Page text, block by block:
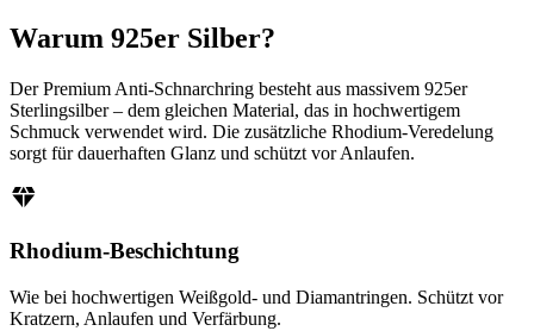
Warum 925er Silber?
Der Premium Anti-Schnarchring besteht aus massivem 925er
Sterlingsilber – dem gleichen Material, das in hochwertigem
Schmuck verwendet wird. Die zusätzliche Rhodium-Veredelung
sorgt für dauerhaften Glanz und schützt vor Anlaufen.
diamond
Rhodium-Beschichtung
Wie bei hochwertigen Weißgold- und Diamantringen. Schützt vor
Kratzern, Anlaufen und Verfärbung.